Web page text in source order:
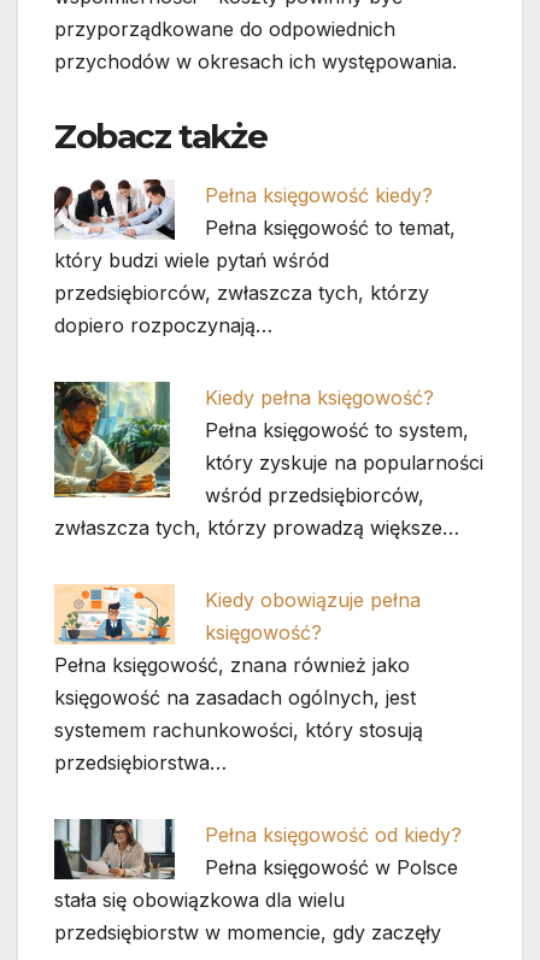
przyporządkowane do odpowiednich
przychodów w okresach ich występowania.
Zobacz także
Pełna księgowość kiedy?
Pełna księgowość to temat,
który budzi wiele pytań wśród
przedsiębiorców, zwłaszcza tych, którzy
dopiero rozpoczynają…
Kiedy pełna księgowość?
Pełna księgowość to system,
który zyskuje na popularności
wśród przedsiębiorców,
zwłaszcza tych, którzy prowadzą większe…
Kiedy obowiązuje pełna
księgowość?
Pełna księgowość, znana również jako
księgowość na zasadach ogólnych, jest
systemem rachunkowości, który stosują
przedsiębiorstwa…
Pełna księgowość od kiedy?
Pełna księgowość w Polsce
stała się obowiązkowa dla wielu
przedsiębiorstw w momencie, gdy zaczęły